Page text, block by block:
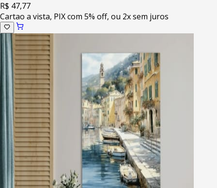
R$ 47,77
Cartao a vista, PIX com 5% off, ou 2x sem juros